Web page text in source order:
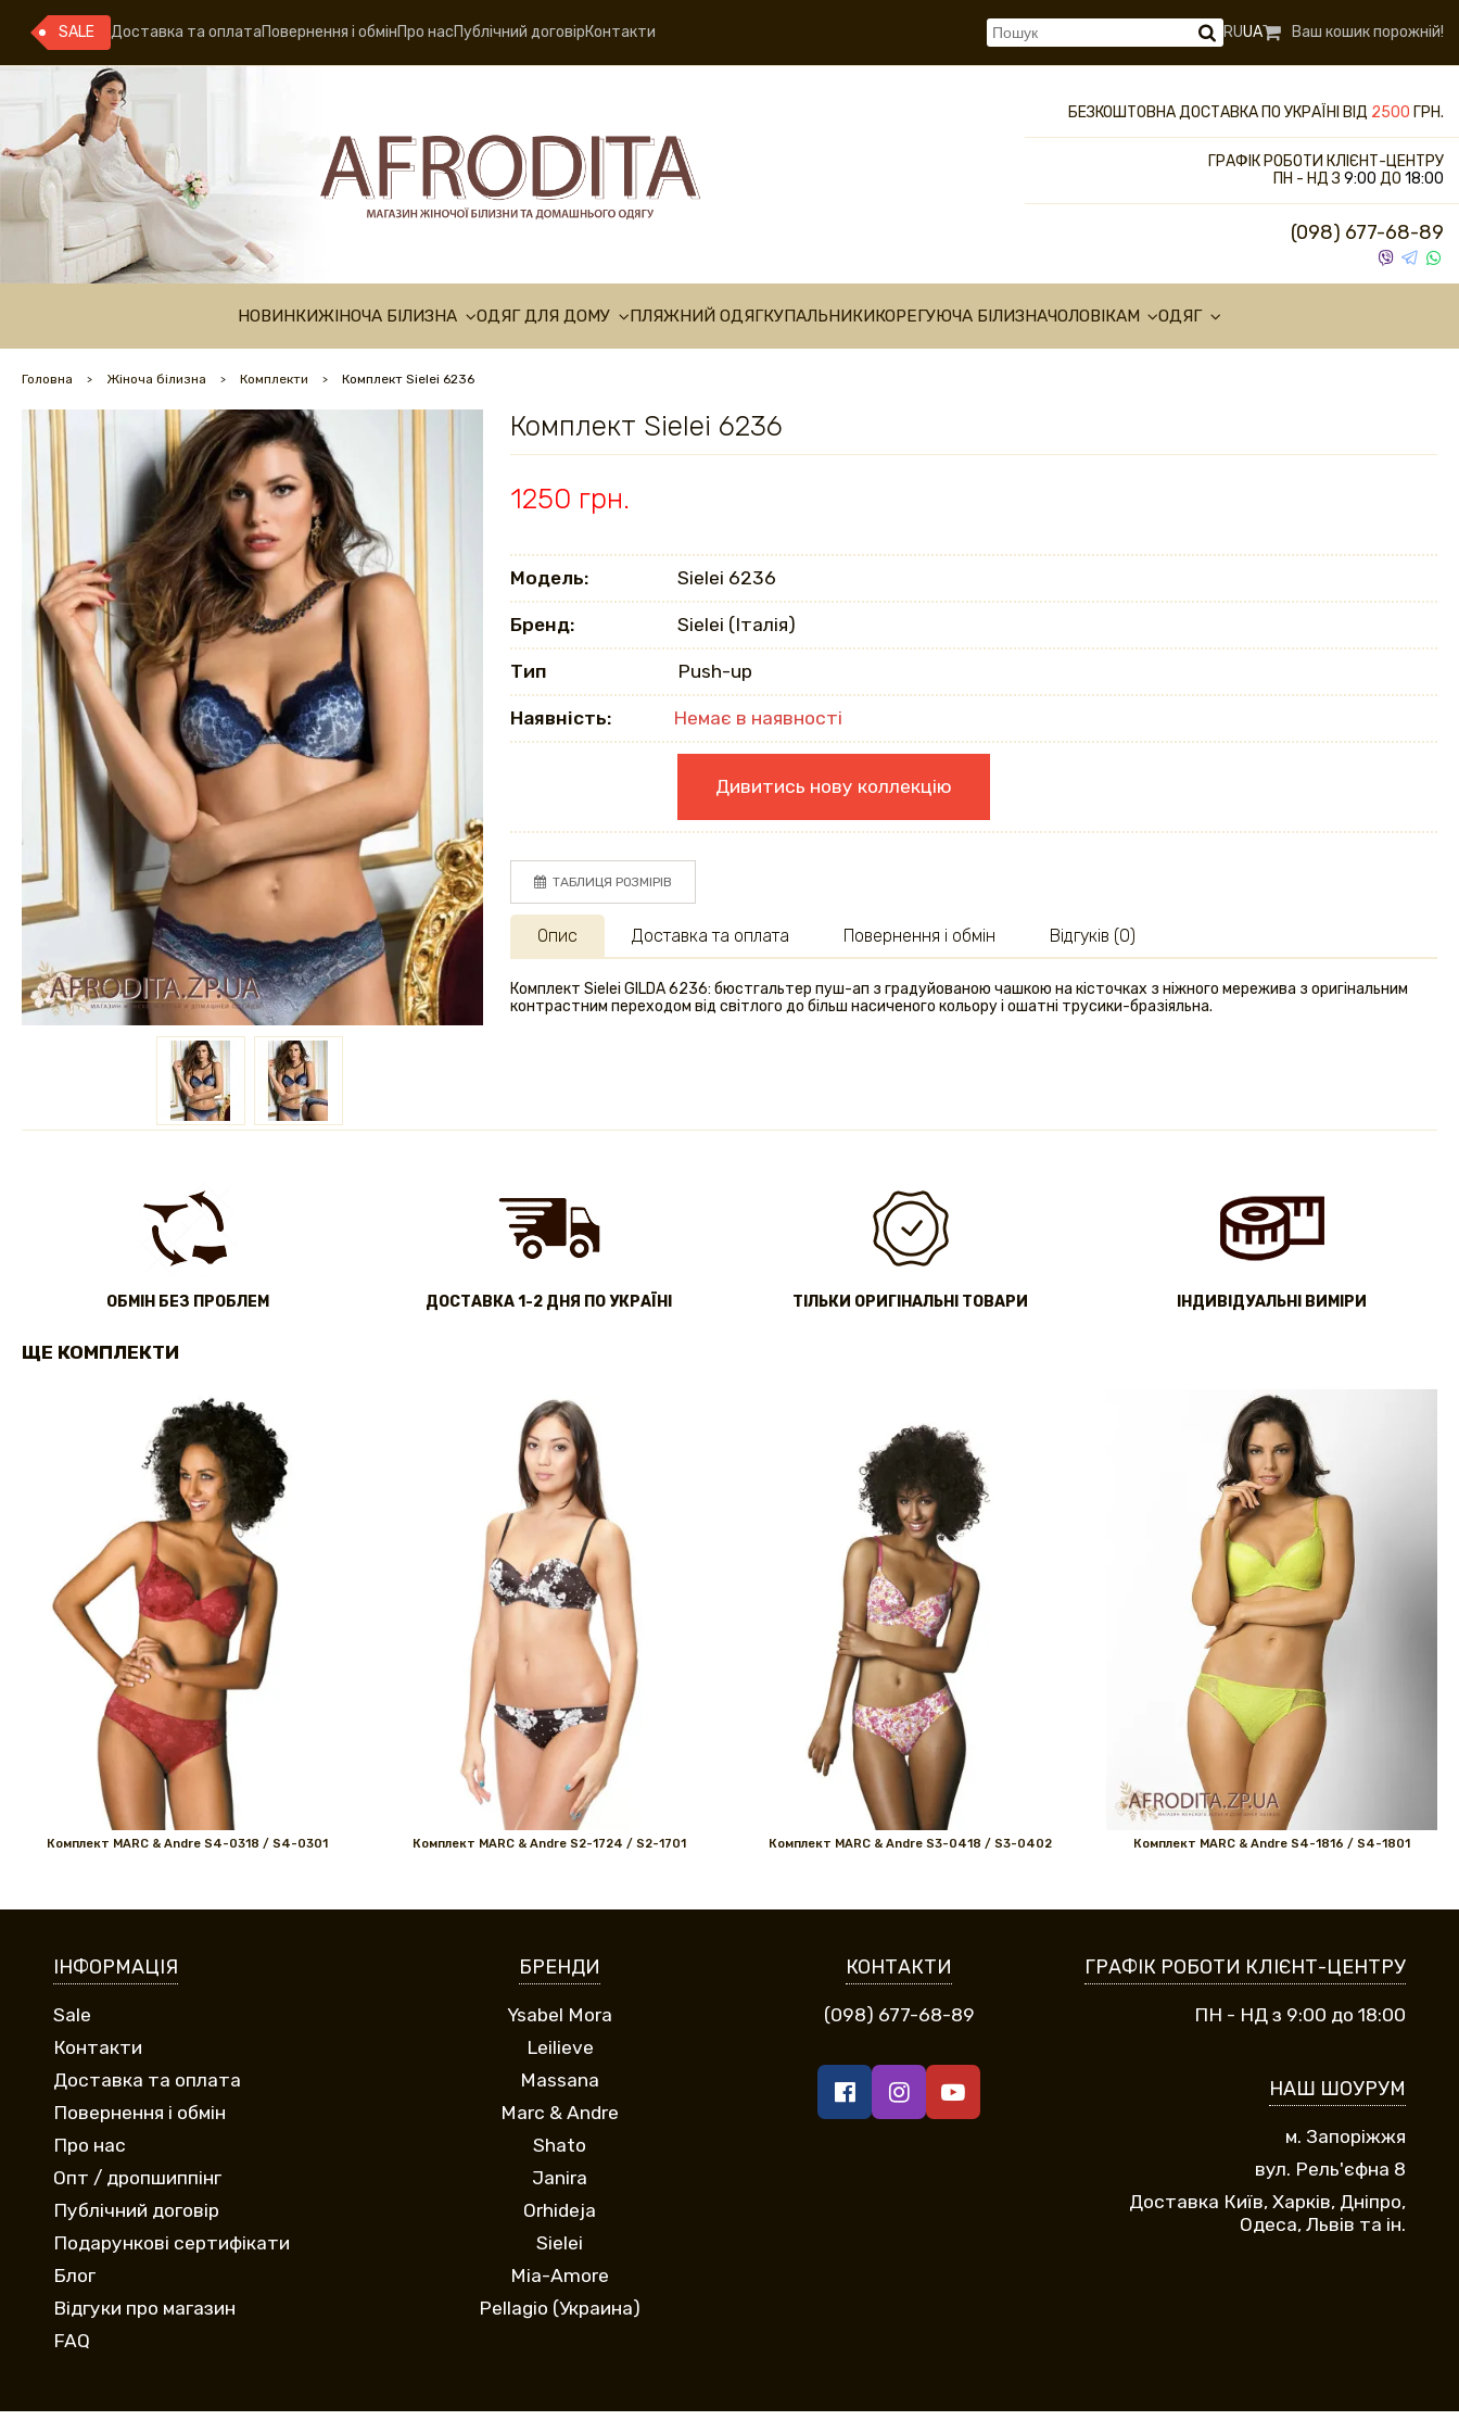
SALE Доставка та оплатаПовернення і обмінПро насПублічний договірКонтакти RUUA Ваш кошик порожній!
БЕЗКОШТОВНА ДОСТАВКА ПО УКРАЇНІ ВІД 2500 ГРН.
ГРАФІК РОБОТИ КЛІЄНТ-ЦЕНТРУ
ПН - НД З 9:00 ДО 18:00
(098) 677-68-89
НОВИНКИЖІНОЧА БІЛИЗНА ОДЯГ ДЛЯ ДОМУ ПЛЯЖНИЙ ОДЯГКУПАЛЬНИКИКОРЕГУЮЧА БІЛИЗНАЧОЛОВІКАМ ОДЯГ
Головна Жіноча білизна Комплекти Комплект Sielei 6236
Комплект Sielei 6236
1250 грн.
Модель: Sielei 6236
Бренд: Sielei (Італія)
Тип Push-up
Наявність: Немає в наявності
Дивитись нову коллекцію
ТАБЛИЦЯ РОЗМІРІВ
Опис
Комплект Sielei GILDA 6236: бюстгальтер пуш-ап з градуйованою чашкою на кісточках з ніжного мережива з оригінальним
контрастним переходом від світлого до більш насиченого кольору і ошатні трусики-бразіяльна.
Доставка та оплата Повернення і обмін Відгуків (0)
ОБМІН БЕЗ ПРОБЛЕМ ДОСТАВКА 1-2 ДНЯ ПО УКРАЇНІ ТІЛЬКИ ОРИГІНАЛЬНІ ТОВАРИ IНДИВІДУАЛЬНІ ВИМІРИ
ЩЕ КОМПЛЕКТИ
Комплект MARС & Andre S4-0318 / S4-0301 Комплект MARС & Andre S2-1724 / S2-1701 Комплект MARС & Andre S3-0418 / S3-0402 Комплект MARС & Andre S4-1816 / S4-1801
ІНФОРМАЦІЯ
Sale
Контакти
Доставка та оплата
Повернення і обмін
Про нас
Опт / дропшиппінг
Публічний договір
Подарункові сертифікати
Блог
Відгуки про магазин
FAQ
БРЕНДИ
Ysabel Mora
Leilieve
Massana
Marc & Andre
Shato
Janira
Orhideja
Sielei
Mia-Amore
Pellagio (Украина)
КОНТАКТИ
(098) 677-68-89
ГРАФІК РОБОТИ КЛІЄНТ-ЦЕНТРУ
ПН - НД з 9:00 до 18:00
НАШ ШОУРУМ
м. Запоріжжя
вул. Рель'єфна 8
Доставка Київ, Харків, Дніпро,
Одеса, Львів та ін.